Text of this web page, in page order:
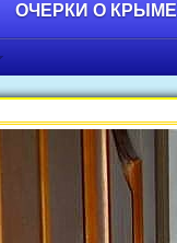
ОЧЕРКИ О КРЫМЕ